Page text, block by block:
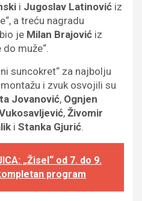
i Jugoslav Latinović iz
a treću nagradu
je Milan Brajović iz
muže“.
suncokret“ za najbolju
i zvuk osvojili su
Jovanović, Ognjen
, Živomir
i Stanka Gjurić.
„Žisel“ od 7. do 9.
program